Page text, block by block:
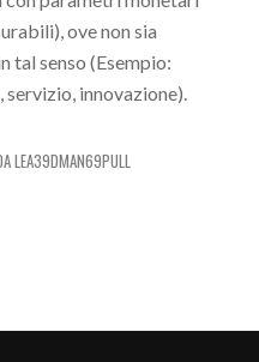
ove non sia
tal senso (Esempio:
innovazione).
LEA39DMAN69PULL